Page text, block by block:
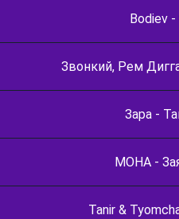
Bodiev
Звонкий, Рем
Зара -
МОНА -
Tanir &